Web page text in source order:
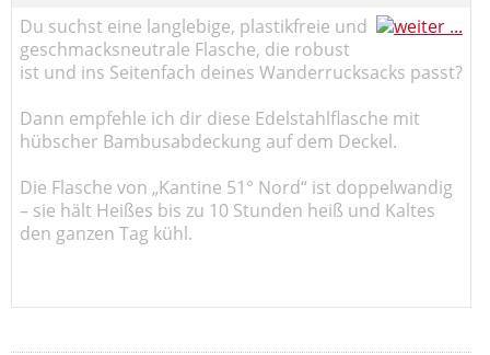
Du suchst eine langlebige, plastikfreie und
geschmacksneutrale Flasche, die robust
ist und ins Seitenfach deines Wanderrucksacks passt?
Dann empfehle ich dir diese Edelstahlflasche mit
hübscher Bambusabdeckung auf dem Deckel.
Die Flasche von „Kantine 51° Nord“ ist doppelwandig
– sie hält Heißes bis zu 10 Stunden heiß und Kaltes
den ganzen Tag kühl.